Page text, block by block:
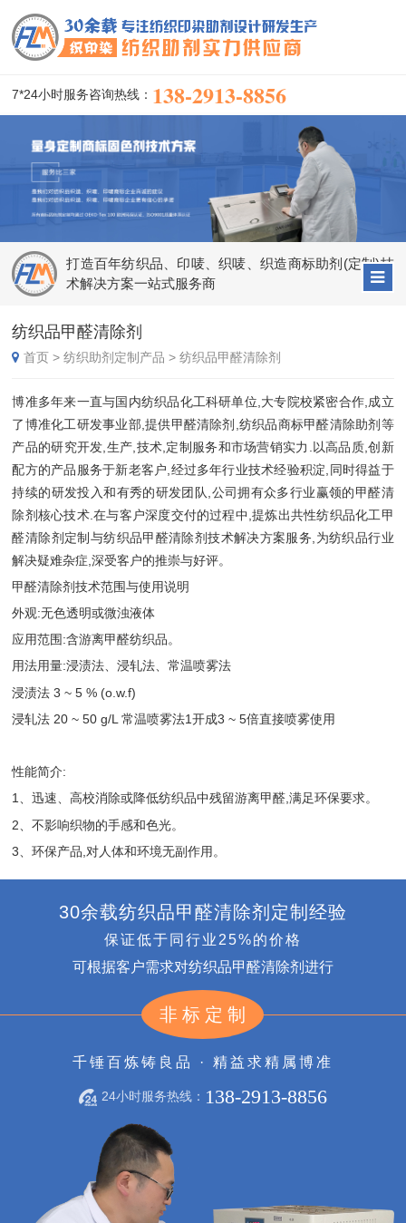
7*24小时服务咨询热线： 138-2913-8856
打造百年纺织品、印唛、织唛、织造商标助剂(定制)技
术解决方案一站式服务商
纺织品甲醛清除剂
首页 >纺织助剂定制产品 >纺织品甲醛清除剂
博准多年来一直与国内纺织品化工科研单位,大专院校紧密合作,成立
了博准化工研发事业部,提供甲醛清除剂,纺织品商标甲醛清除助剂等
产品的研究开发,生产,技术,定制服务和市场营销实力.以高品质,创新
配方的产品服务于新老客户,经过多年行业技术经验积淀,同时得益于
持续的研发投入和有秀的研发团队,公司拥有众多行业赢领的甲醛清
除剂核心技术.在与客户深度交付的过程中,提炼出共性纺织品化工甲
醛清除剂定制与纺织品甲醛清除剂技术解决方案服务,为纺织品行业
解决疑难杂症,深受客户的推崇与好评。
甲醛清除剂技术范围与使用说明
外观:无色透明或微浊液体
应用范围:含游离甲醛纺织品。
用法用量:浸渍法、浸轧法、常温喷雾法
浸渍法 3 ~ 5 % (o.w.f)
浸轧法 20 ~ 50 g/L 常温喷雾法1开成3 ~ 5倍直接喷雾使用
性能简介:
1、迅速、高校消除或降低纺织品中残留游离甲醛,满足环保要求。
2、不影响织物的手感和色光。
3、环保产品,对人体和环境无副作用。
30余载纺织品甲醛清除剂定制经验
保证低于同行业25%的价格
可根据客户需求对纺织品甲醛清除剂进行
非标定制
千锤百炼铸良品 · 精益求精属博准
24小时服务热线： 138-2913-8856